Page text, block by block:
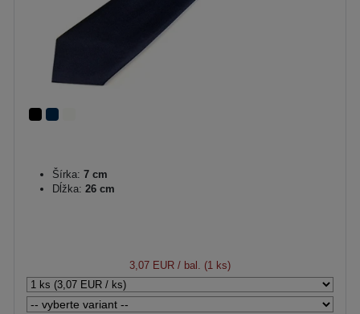
Šírka: 7 cm
Dĺžka: 26 cm
3,07 EUR / bal. (1 ks)